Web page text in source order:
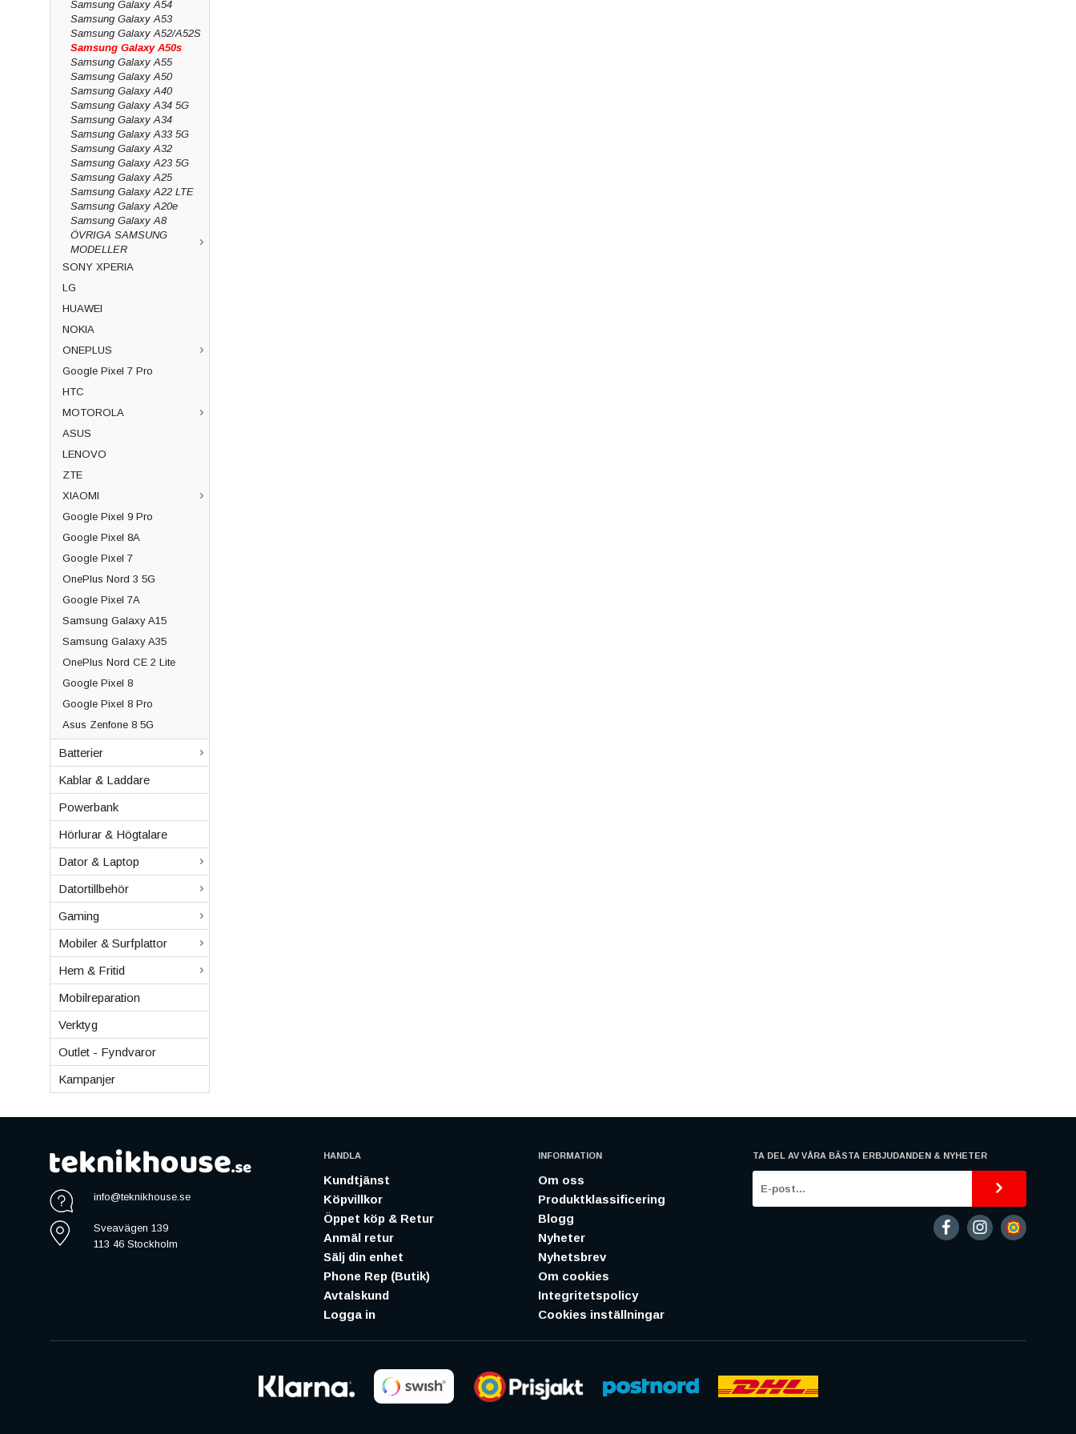
Samsung Galaxy A54
Samsung Galaxy A53
Samsung Galaxy A52/A52S
Samsung Galaxy A50s
Samsung Galaxy A55
Samsung Galaxy A50
Samsung Galaxy A40
Samsung Galaxy A34 5G
Samsung Galaxy A34
Samsung Galaxy A33 5G
Samsung Galaxy A32
Samsung Galaxy A23 5G
Samsung Galaxy A25
Samsung Galaxy A22 LTE
Samsung Galaxy A20e
Samsung Galaxy A8
ÖVRIGA SAMSUNG
MODELLER
SONY XPERIA
LG
HUAWEI
NOKIA
ONEPLUS
Google Pixel 7 Pro
HTC
MOTOROLA
ASUS
LENOVO
ZTE
XIAOMI
Google Pixel 9 Pro
Google Pixel 8A
Google Pixel 7
OnePlus Nord 3 5G
Google Pixel 7A
Samsung Galaxy A15
Samsung Galaxy A35
OnePlus Nord CE 2 Lite
Google Pixel 8
Google Pixel 8 Pro
Asus Zenfone 8 5G
Batterier
Kablar & Laddare
Powerbank
Hörlurar & Högtalare
Dator & Laptop
Datortillbehör
Gaming
Mobiler & Surfplattor
Hem & Fritid
Mobilreparation
Verktyg
Outlet - Fyndvaror
Kampanjer
info@teknikhouse.se
Sveavägen 139
113 46 Stockholm
HANDLA
Kundtjänst
Köpvillkor
Öppet köp & Retur
Anmäl retur
Sälj din enhet
Phone Rep (Butik)
Avtalskund
Logga in
INFORMATION
Om oss
Produktklassificering
Blogg
Nyheter
Nyhetsbrev
Om cookies
Integritetspolicy
Cookies inställningar
TA DEL AV VÅRA BÄSTA ERBJUDANDEN & NYHETER